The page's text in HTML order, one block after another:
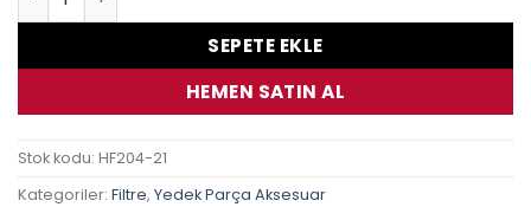
SEPETE EKLE
HEMEN SATIN AL
Stok kodu: HF204-21
Kategoriler: Filtre, Yedek Parça Aksesuar